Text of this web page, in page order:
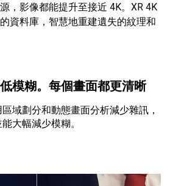
，影像都能提升至接近 4K。XR 4K
資料庫，智慧地重建遺失的紋理和
模糊。每個畫面都更清晰
域劃分和動態畫面分析減少雜訊，
能大幅減少模糊。